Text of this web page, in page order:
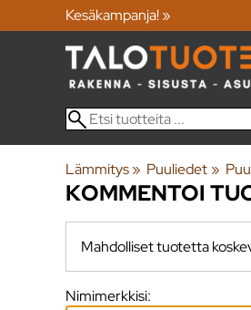
Kesäkampanja! »
Lämmitys‪» Puuliedet ‪»
KOMMENTOI
Mahdolliset tuotetta
Nimimerkkisi: